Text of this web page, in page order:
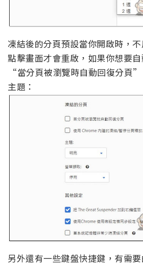
凍結後的分頁預設當你開啟時，
點擊畫面才會重啟，如果你想要
“當分頁被瀏覽時自動回復分頁
主題：
另外還有一些鍵盤快捷鍵，有需